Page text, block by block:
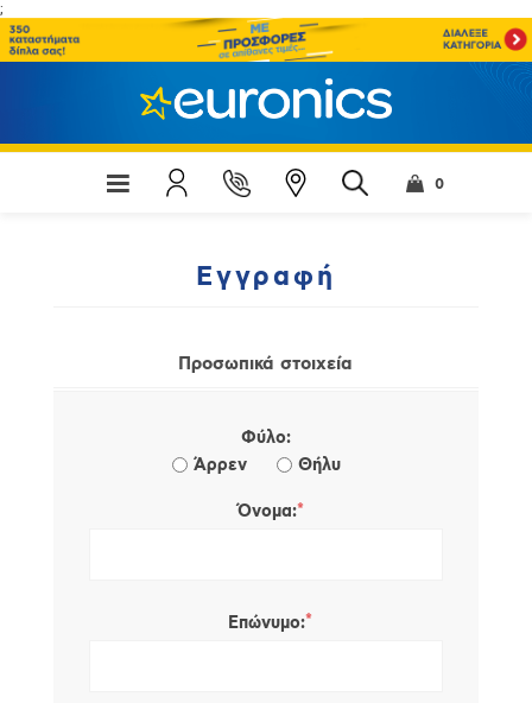
;
0
Εγγραφή
Προσωπικά στοιχεία
Φύλο:
Άρρεν
Θήλυ
Όνομα:*
Επώνυμο:*